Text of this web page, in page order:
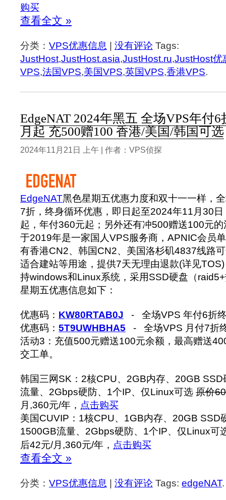
购买
查看全文 »
分类： VPS优惠信息 | 没有评论 Tags:
JustHost,JustHost.asia,JustHost.ru,JustHost优
VPS,法国VPS,美国VPS,英国VPS,香港VPS.
EdgeNAT 2024年黑五 全场VPS年付
月起 充500赠100 香港/美国/韩国可选
2024年11月21日 上午 | 作者：VPS侦探
EdgeNAT黑色星期五优惠力度和双十一一样，
7折，终身循环优惠，即日起至2024年11月30
起，年付360元起；另外还有冲500赠送100元的
于2019年是一家国人VPS服务商，APNIC会员
有香港CN2、韩国CN2、美国洛杉矶4837线路
适合建站等用途，提供7天无理由退款(详见
持windows和Linux系统，采用SSD硬盘（
星期五优惠信息如下：
优惠码： KW80RTAB0J - 全场VPS 年付6折
优惠码： 5T9UWHBHA5 - 全场VPS 月付7折
活动3：充值500元赠送100元余额，最高赠送
交工单。
韩国三网SK：2核CPU、2GB内存、20GB
流量、2Gbps硬防、1个IP、仅Linux可选 原价
月,360元/年， 点击购买
美国CUVIP：1核CPU、1GB内存、20GB SSD
1500GB流量、2Gbps硬防、1个IP、仅Linux可
后42元/月,360元/年， 点击购买
查看全文 »
分类： VPS优惠信息 | 没有评论 Tags: edgeNAT.